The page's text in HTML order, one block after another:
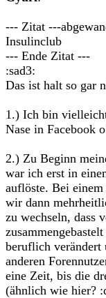
--- Zitat ---
Insulinclub
--- Ende Zitat ---
:sad3:
Das ist halt so gar
1.) Ich bin
Nase in Facebook
2.) Zu Beginn
war ich erst in
auflöste. Bei
wir dann
zu wechseln, dass
beruflich verändert
anderen
eine Zeit, bis die
(ähnlich wie hier?